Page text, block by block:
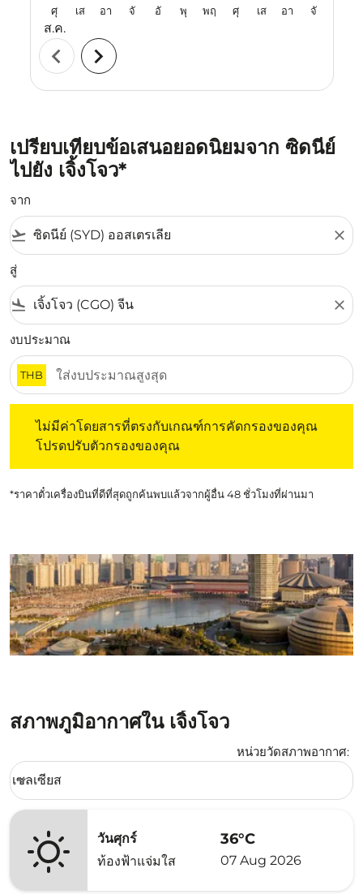
ศุ
ส.ค.
เส อา จั อั พุ พฤ ศุ เส อา จั
chevron_left chevron_right
เปรียบเทียบข้อเสนอยอดนิยมจาก ซิดนีย์
ไปยัง เจิ้งโจว*
จาก
flight_takeoff close
สู่
flight_land close
งบประมาณ
THB
ไม่มีค่าโดยสารที่ตรงกับเกณฑ์การคัดกรองของคุณ
โปรดปรับตัวกรองของคุณ
*ราคาตั๋วเครื่องบินที่ดีที่สุดถูกค้นพบแล้วจากผู้อื่น 48 ชั่วโมงที่ผ่านมา
สภาพภูมิอากาศใน เจิ้งโจว
หน่วยวัดสภาพอากาศ:
Weather unit option เซลเซียส Selected
เซลเซียส
keyboard_arrow_down
วันศุกร์
ท้องฟ้าแจ่มใส
36°C
07 Aug 2026